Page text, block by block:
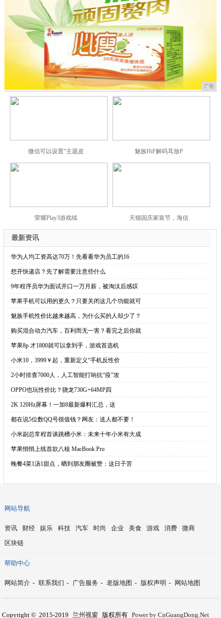
广告
微信可以设置“主题皮 魅族HiF解码耳放P
荣耀Play3游戏续 天猫国庆家装节，海信
最新资讯
·华为人均工资高达70万！先看看华为员工的16
·想开快递店？先了解需要注意些什么
·9年程序员华为面试开口一万月薪，被淘汰后感叹
·苹果手机可以用的更久？只要关闭这几个功能就可
·魅族手机性价比越来越高，为什么买的人却少了？
·购买混合动力汽车，百利而无一害？看完之后你就
·苹果8p 才1800就可以拿到手，游戏首选机
·小米10，3999￥起，重新定义“手机反性价
·2小时排查7000人，人工智能打响抗“疫”攻
·OPPO也玩性价比？骁龙730G+64MP四
·2K 120Hz屏幕！一加8最新爆料汇总，这
·都在说5位数QQ号很值钱？网友：送人都不要！
·小米副总常程首谈跳槽小米：未来十年小米有大成
·苹果悄悄上线首款八核 MacBook Pro
·晚餐4菜1汤1甜点，晒到朋友圈被赞：这日子苦
网站导航
资讯 财经 娱乐 科技 汽车 时尚 企业 美食 游戏 消费
微商
区块链
帮助中心
网站简介 - 联系我们 - 广告服务 - 老版地图 - 版权声明 - 网站地图
Copyright © 2015-2019 兰州视窗 版权所有 Power by CnGuangDong.Net